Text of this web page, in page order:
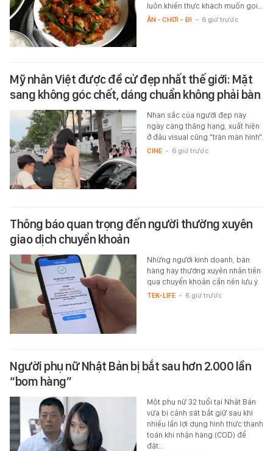
luôn khiến thực khách muốn gọi…
ĂN - CHƠI - ĐI - 6 giờ trước
Mỹ nhân Việt được đề cử đẹp nhất thế giới: Mặt
sang không góc chết, dáng chuẩn không phải bàn
Nhan sắc của người đẹp này
ngày càng thăng hạng, xuất hiện
ở đâu visual cũng "tràn màn hình".
CINE - 6 giờ trước
Thông báo quan trọng đến người thường xuyên
giao dịch chuyển khoản
Những người kinh doanh, bán
hàng hay thường xuyên nhận tiền
qua chuyển khoản cần nên lưu ý.
TEK-LIFE - 6 giờ trước
Người phụ nữ Nhật Bản bị bắt sau hơn 2.000 lần
“bom hàng”
Một phụ nữ 32 tuổi tại Nhật Bản
vừa bị cảnh sát bắt giữ sau khi
nhiều lần lợi dụng hình thức thanh
toán khi nhận hàng (COD) để
đặt…